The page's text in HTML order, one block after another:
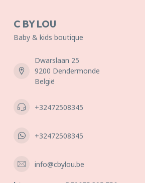
C BY LOU
Baby & kids boutique
Dwarslaan 25
9200 Dendermonde
België
+32472508345
+32472508345
info@cbylou.be